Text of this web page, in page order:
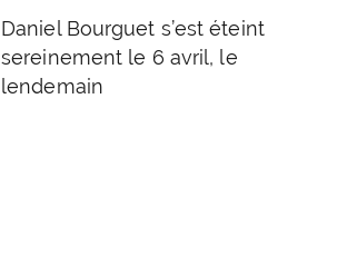
Daniel Bourguet s’est éteint
sereinement le 6 avril, le
lendemain